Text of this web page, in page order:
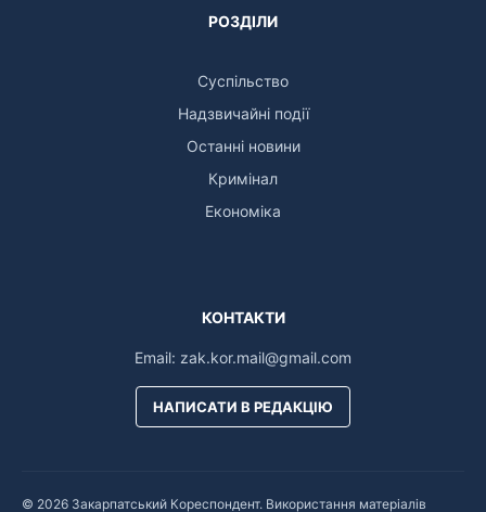
РОЗДІЛИ
Суспільство
Надзвичайні події
Останні новини
Кримінал
Економіка
КОНТАКТИ
Email: zak.kor.mail@gmail.com
НАПИСАТИ В РЕДАКЦІЮ
© 2026 Закарпатський Кореспондент. Використання матеріалів